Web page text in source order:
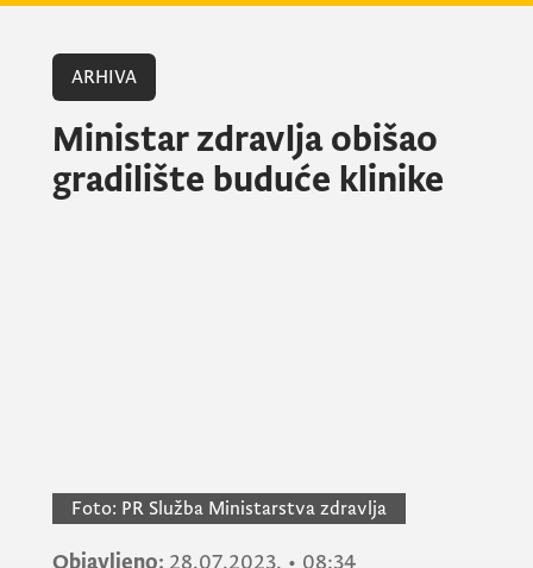
ARHIVA
Ministar zdravlja obišao
gradilište buduće klinike
Foto: PR Služba Ministarstva zdravlja
Objavljeno: 28.07.2023. • 08:34